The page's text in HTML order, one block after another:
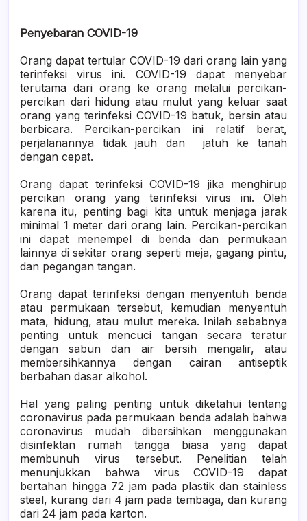
Penyebaran COVID-19
Orang dapat tertular COVID-19 dari orang lain yang
terinfeksi virus ini. COVID-19 dapat menyebar
terutama dari orang ke orang melalui percikan-
percikan dari hidung atau mulut yang keluar saat
orang yang terinfeksi COVID-19 batuk, bersin atau
berbicara. Percikan-percikan ini relatif berat,
perjalanannya tidak jauh dan jatuh ke tanah
dengan cepat.
Orang dapat terinfeksi COVID-19 jika menghirup
percikan orang yang terinfeksi virus ini. Oleh
karena itu, penting bagi kita untuk menjaga jarak
minimal 1 meter dari orang lain. Percikan-percikan
ini dapat menempel di benda dan permukaan
lainnya di sekitar orang seperti meja, gagang pintu,
dan pegangan tangan.
Orang dapat terinfeksi dengan menyentuh benda
atau permukaan tersebut, kemudian menyentuh
mata, hidung, atau mulut mereka. Inilah sebabnya
penting untuk mencuci tangan secara teratur
dengan sabun dan air bersih mengalir, atau
membersihkannya dengan cairan antiseptik
berbahan dasar alkohol.
Hal yang paling penting untuk diketahui tentang
coronavirus pada permukaan benda adalah bahwa
coronavirus mudah dibersihkan menggunakan
disinfektan rumah tangga biasa yang dapat
membunuh virus tersebut. Penelitian telah
menunjukkan bahwa virus COVID-19 dapat
bertahan hingga 72 jam pada plastik dan stainless
steel, kurang dari 4 jam pada tembaga, dan kurang
dari 24 jam pada karton.